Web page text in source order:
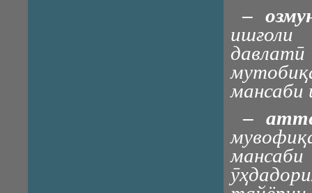
–
ишғоли
мансаби
–
мансаби